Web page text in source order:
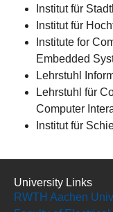
Institut für
Institut für
Institute for
Embedded
Lehrstuhl
Lehrstuhl für
Computer
Institut für
University Links
RWTH Aachen